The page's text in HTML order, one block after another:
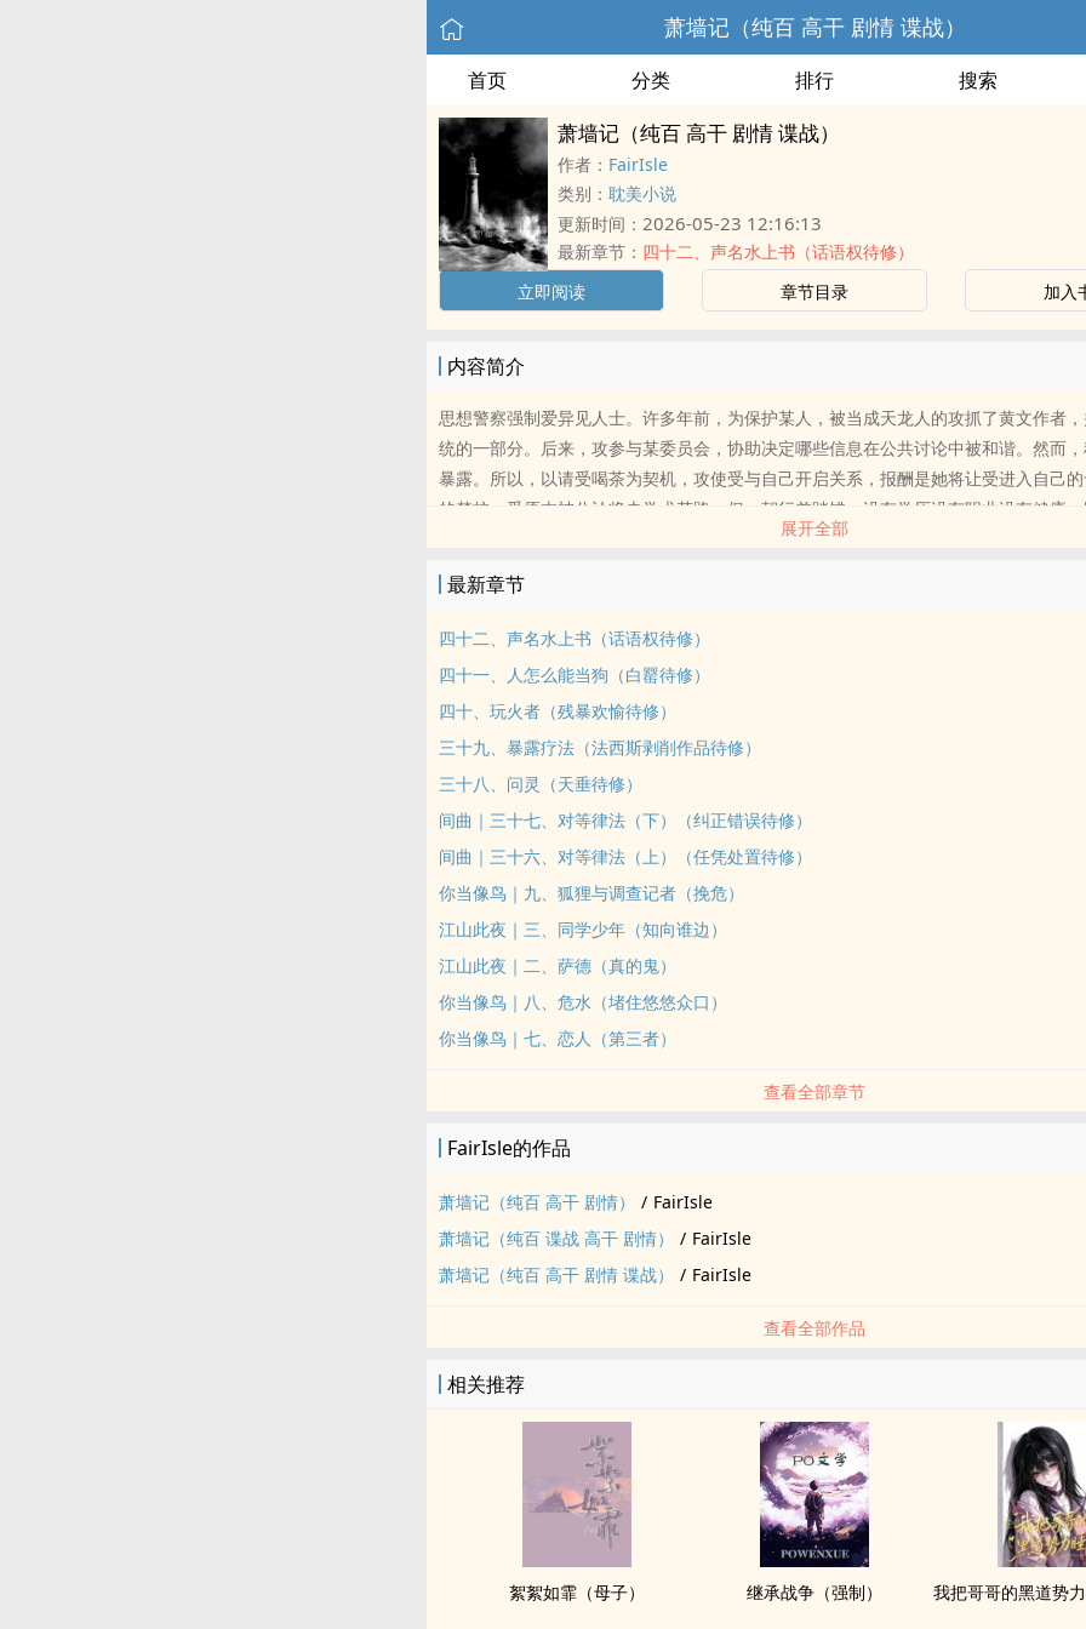
萧墙记（纯百 高干 剧情 谍战）
首页 分类 排行 搜索
萧墙记（纯百 高干 剧情 谍战）
作者： FairIsle
类别： 耽美小说
更新时间： 2026-05-23 12:16:13
最新章节： 四十二、声名水上书（话语权待修）
立即阅读
章节目录 加入
内容简介
思想警察强制爱异见人士。许多年前，为保护某人，被当成天龙人的攻抓了黄文作者
统的一部分。后来，攻参与某委员会，协助决定哪些信息在公共讨论中被和谐。然而
暴露。所以，以请受喝茶为契机，攻使受与自己开启关系，报酬是她将让受进入自己
的梦校。受原本被公认将走学术花路，但一朝行差踏错，没有学历没有职业没有健康
过去，她年纪渐长，似乎即将永没尘寰。受答应攻。如愿以偿过起她本该过的日子。不
旧人皆来，攻在考虑转岗，有不止一个人对攻有不止一方面的图谋。直到受发现攻情感
的秘密，却已经没有抽身的意思。结局是推墙。三观不正。封建不写实。架空。地理历
世界不同。（如果用现实背景，可能危，且一些情节没法写。）人物的思想不代表我的
忙；我有修改癖；因为之前的事情写文状态不好；剧情为主。情节若有技术性错误欢迎
可以回复一下，觉得，如果我把第一章改成，攻抓黄文作者那个事件的片段，会怎样。
塔》未来很可能大修，可以从第二章《安提戈涅》（未来不会大修）开始看。很多事情
的时空。如果这篇有终极反派，那终极反派应该是墙或者审查或者类似机制导致的、人
识与信息隔离，以及由此产生的沟通障碍与不平等。
展开全部
最新章节
四十二、声名水上书（话语权待修）
四十一、人怎么能当狗（白罂待修）
四十、玩火者（残暴欢愉待修）
三十九、暴露疗法（法西斯剥削作品待修）
三十八、问灵（天垂待修）
间曲｜三十七、对等律法（下）（纠正错误待修）
间曲｜三十六、对等律法（上）（任凭处置待修）
你当像鸟｜九、狐狸与调查记者（挽危）
江山此夜｜三、同学少年（知向谁边）
江山此夜｜二、萨德（真的鬼）
你当像鸟｜八、危水（堵住悠悠众口）
你当像鸟｜七、恋人（第三者）
查看全部章节
FairIsle的作品
萧墙记（纯百 高干 剧情） / FairIsle
萧墙记（纯百 谍战 高干 剧情）
/ FairIsle
萧墙记（纯百 高干 剧情 谍战）
/ FairIsle
查看全部作品
相关推荐
絮絮如霏（母子） 继承战争（强制）